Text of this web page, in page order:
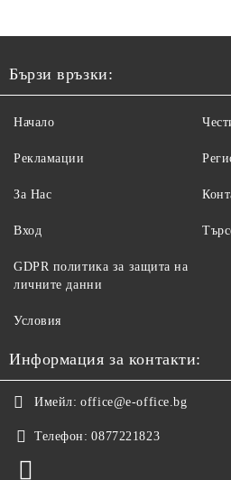
Бързи връзки:
Начало
Рекламации
За Нас
Вход
GDPR политика за защита на
личните данни
Условия
Информация за контакти:
Имейл: office@e-office.bg
Телефон: 0877221823